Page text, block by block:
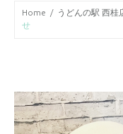
Home うどんの駅 西桂
せ